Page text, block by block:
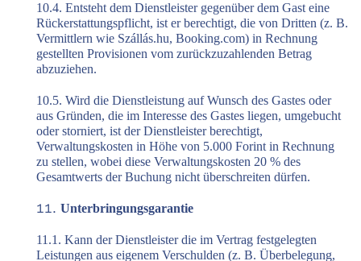
10.4. Entsteht dem Dienstleister gegenüber dem Gast eine
Rückerstattungspflicht, ist er berechtigt, die von Dritten (z. B.
Vermittlern wie Szállás.hu, Booking.com) in Rechnung
gestellten Provisionen vom zurückzuzahlenden Betrag
abzuziehen.
10.5. Wird die Dienstleistung auf Wunsch des Gastes oder
aus Gründen, die im Interesse des Gastes liegen, umgebucht
oder storniert, ist der Dienstleister berechtigt,
Verwaltungskosten in Höhe von 5.000 Forint in Rechnung
zu stellen, wobei diese Verwaltungskosten 20 % des
Gesamtwerts der Buchung nicht überschreiten dürfen.
Unterbringungsgarantie
11.1. Kann der Dienstleister die im Vertrag festgelegten
Leistungen aus eigenem Verschulden (z. B. Überbelegung,